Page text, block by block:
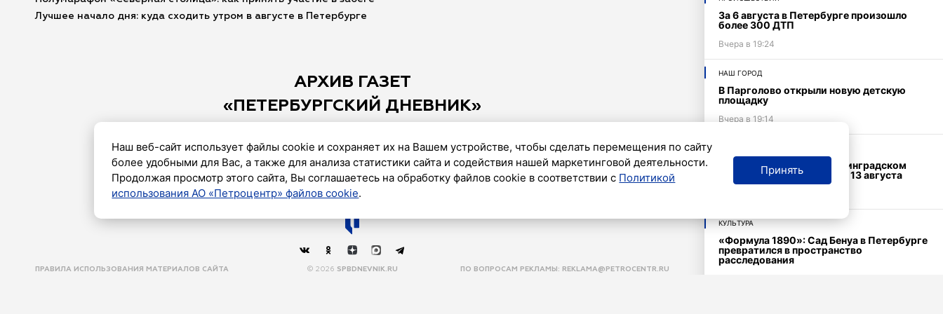
За 6 августа в Петербурге произошло
более 300 ДТП
Вчера в 19:24
НАШ ГОРОД
В Парголово открыли новую детскую
площадку
Вчера в 19:14
Павильон «Жираф» в Ленинградском
зоопарке будет закрыт до 13 августа
КУЛЬТУРА
«Формула 1890»: Сад Бенуа в Петербурге
превратился в пространство
расследования
Лучшее начало дня: куда сходить утром в августе в Петербурге
АРХИВ ГАЗЕТ
«ПЕТЕРБУРГСКИЙ ДНЕВНИК»
ПРАВИЛА ИСПОЛЬЗОВАНИЯ МАТЕРИАЛОВ САЙТА © 2026 SPBDNEVNIK.RU ПО ВОПРОСАМ РЕКЛАМЫ: REKLAMA@PETROCENTR.RU
Наш веб-сайт использует файлы cookie и сохраняет их на Вашем устройстве, чтобы сделать перемещения по сайту
более удобными для Вас, а также для анализа статистики сайта и содействия нашей маркетинговой деятельности.
Продолжая просмотр этого сайта, Вы соглашаетесь на обработку файлов cookie в соответствии с Политикой
использования АО «Петроцентр» файлов cookie.
Принять